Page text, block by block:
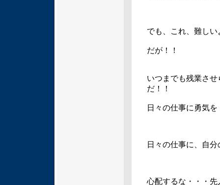
でも、これ、難しい
だが！！
いつまでも残業さ
だ！！
日々の仕事に勇気を
日々の仕事に、自
心配するな・・・